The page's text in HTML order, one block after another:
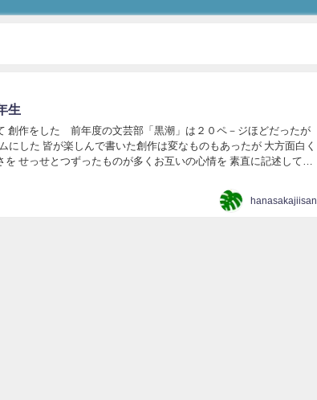
生
創作をした 前年度の文芸部「黒潮」は２０ペ－ジほどだったが
にした 皆が楽しんで書いた創作は変なものもあったが 大方面白く
を せっせとつずったものが多くお互いの心情を 素直に記述してい
hanasakajiisan